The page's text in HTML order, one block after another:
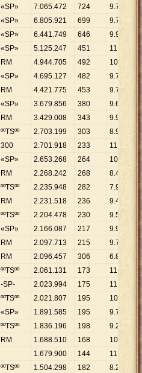
«SP» 7.065.472 724 9.759
«SP» 6.805.921 699 9.737
«SP» 6.441.749 646 9.972
«SP» 5.125.247 451 11
364
RM 4.944.705 492 10. 050
«SP» 4.695.127 482 9.741
RM 4.421.775 453 9.761
«SP» 3.679.856 380 9.684
RM 3.429.008 343 9.997
ººTSºº 2.703.199 303 8.921
300 2.701.918 233 11 596
«SP» 2.653.268 264 10
050
RM 2.268.242 268 8.464
ººTSºº 2.235.948 282 7.929
RM 2.231.518 236 9.456
ººTSºº 2.204.478 230 9.585
«SP» 2.166.087 217 9.982
RM 2.097.713 215 9.757
RM 2.096.457 306 6.851
ººTSºº 2.061.131 173 11 914
-SP- 2.023.994 175 11
566
ººTSºº 2.021.807 195 10
«SP» 1.891.585 195 9.700
ººTSºº 1.836.196 198 9.274
RM 1.688.510 168 10 051
1.679.900 144 11
ººTSºº 1.504.298 182 8.265